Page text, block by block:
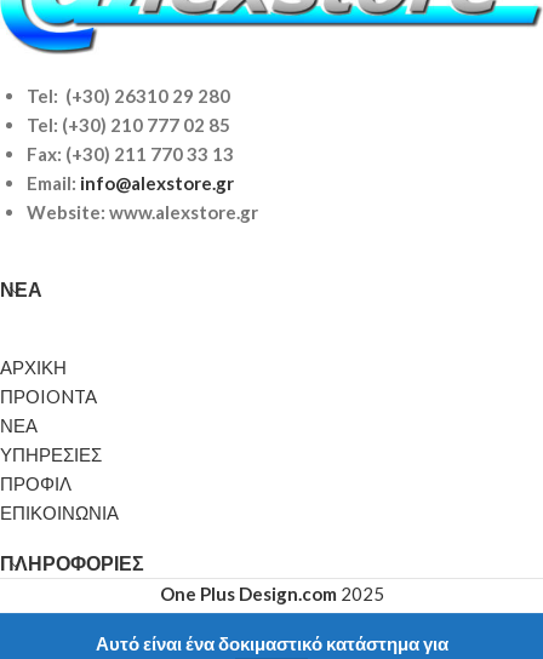
Αυτό είναι ένα δοκιμαστικό κατάστημα για
Tel: (+30) 26310 29 280
Tel: (+30) 210 777 02 85
Fax: (+30) 211 770 33 13
Email: info@alexstore.gr
Website: www.alexstore.gr
ΝΈΑ
ΑΡΧΙΚΗ
ΠΡΟIONTA
ΝΕΑ
ΥΠΗΡΕΣΙΕΣ
ΠΡΟΦΙΛ
ΕΠΙΚΟΙΝΩΝΙΑ
ΠΛΗΡΟΦΟΡΊΕΣ
One Plus Design.com 2025